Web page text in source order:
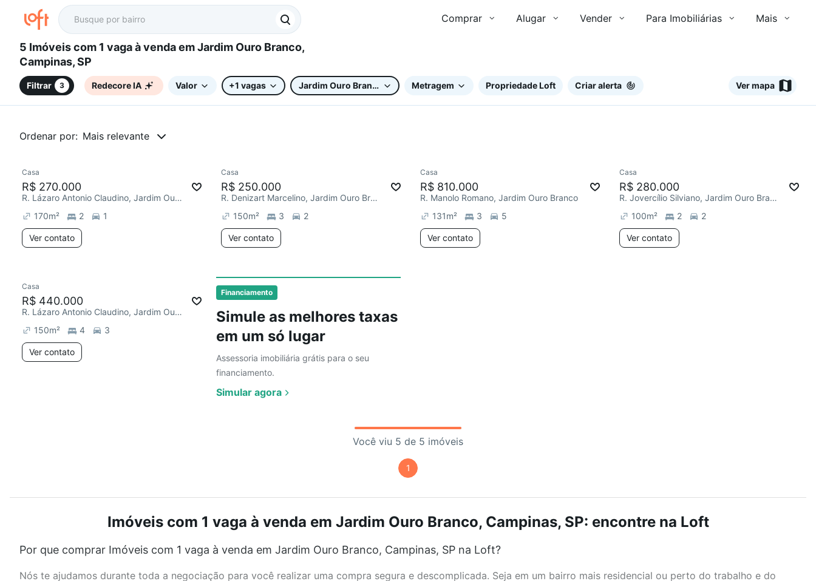
Comprar Alugar Vender Para Imobiliárias Mais
5 Imóveis com 1 vaga à venda em Jardim Ouro Branco,
Campinas, SP
Filtrar 3 Redecore IA Valor +1 vagas Jardim Ouro Branco Metragem Propriedade Loft Criar alerta Ver mapa
Ordenar por: Mais relevante
Financiamento
Simule as melhores taxas
em um só lugar
Assessoria imobiliária grátis para o seu
financiamento.
Simular agora
Chegou este mês
Casa
R$ 270.000
R. Lázaro Antonio Claudino, Jardim Ouro Branco
170m² 2 1
Ver contato
Chegou este mês
Casa
R$ 250.000
R. Denizart Marcelino, Jardim Ouro Branco
150m² 3 2
Ver contato
Casa
R$ 810.000
R. Manolo Romano, Jardim Ouro Branco
131m² 3 5
Ver contato
Chegou este mês
Casa
R$ 280.000
R. Jovercílio Silviano, Jardim Ouro Branco
100m² 2 2
Ver contato
Chegou este mês
Casa
R$ 440.000
R. Lázaro Antonio Claudino, Jardim Ouro Branco
150m² 4 3
Ver contato
Você viu 5 de 5 imóveis
1
Imóveis com 1 vaga à venda em Jardim Ouro Branco, Campinas, SP: encontre na Loft
Por que comprar Imóveis com 1 vaga à venda em Jardim Ouro Branco, Campinas, SP na Loft?
Nós te ajudamos durante toda a negociação para você realizar uma compra segura e descomplicada. Seja em um bairro mais residencial ou perto do trabalho e do